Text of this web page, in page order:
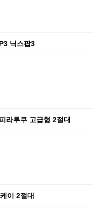
닉스팝3
라루쿠 고급형 2절대
이 2절대